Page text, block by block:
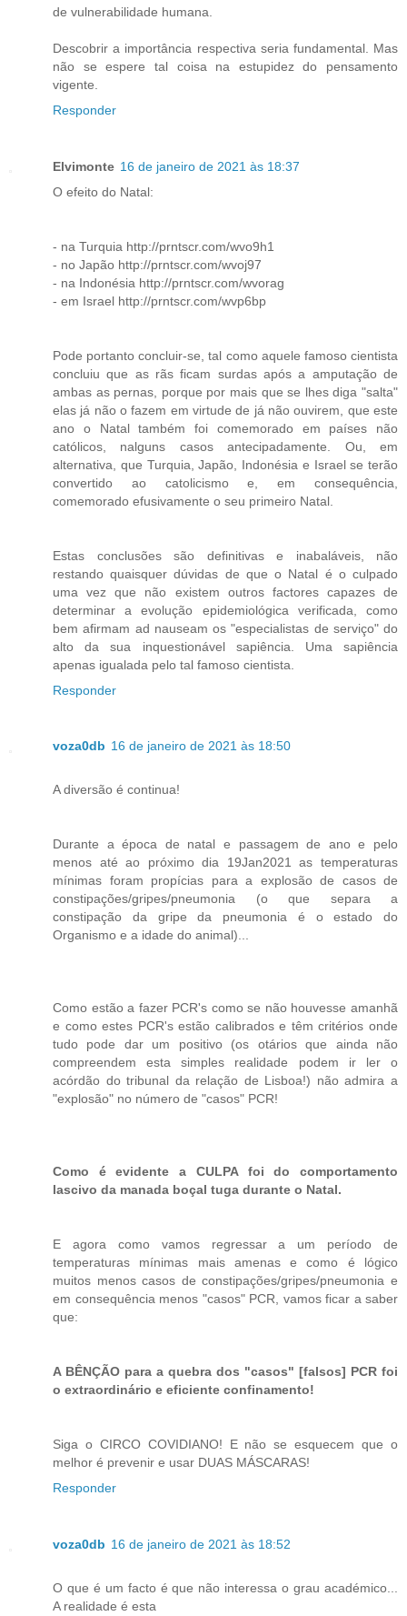
de vulnerabilidade humana.
Descobrir a importância respectiva seria fundamental. Mas
não se espere tal coisa na estupidez do pensamento
vigente.
Responder
Elvimonte 16 de janeiro de 2021 às 18:37
O efeito do Natal:
- na Turquia http://prntscr.com/wvo9h1
- no Japão http://prntscr.com/wvoj97
- na Indonésia http://prntscr.com/wvorag
- em Israel http://prntscr.com/wvp6bp
Pode portanto concluir-se, tal como aquele famoso cientista
concluiu que as rãs ficam surdas após a amputação de
ambas as pernas, porque por mais que se lhes diga "salta"
elas já não o fazem em virtude de já não ouvirem, que este
ano o Natal também foi comemorado em países não
católicos, nalguns casos antecipadamente. Ou, em
alternativa, que Turquia, Japão, Indonésia e Israel se terão
convertido ao catolicismo e, em consequência,
comemorado efusivamente o seu primeiro Natal.
Estas conclusões são definitivas e inabaláveis, não
restando quaisquer dúvidas de que o Natal é o culpado
uma vez que não existem outros factores capazes de
determinar a evolução epidemiológica verificada, como
bem afirmam ad nauseam os "especialistas de serviço" do
alto da sua inquestionável sapiência. Uma sapiência
apenas igualada pelo tal famoso cientista.
Responder
voza0db 16 de janeiro de 2021 às 18:50
A diversão é continua!
Durante a época de natal e passagem de ano e pelo
menos até ao próximo dia 19Jan2021 as temperaturas
mínimas foram propícias para a explosão de casos de
constipações/gripes/pneumonia (o que separa a
constipação da gripe da pneumonia é o estado do
Organismo e a idade do animal)...
Como estão a fazer PCR's como se não houvesse amanhã
e como estes PCR's estão calibrados e têm critérios onde
tudo pode dar um positivo (os otários que ainda não
compreendem esta simples realidade podem ir ler o
acórdão do tribunal da relação de Lisboa!) não admira a
"explosão" no número de "casos" PCR!
Como é evidente a CULPA foi do comportamento
lascivo da manada boçal tuga durante o Natal.
E agora como vamos regressar a um período de
temperaturas mínimas mais amenas e como é lógico
muitos menos casos de constipações/gripes/pneumonia e
em consequência menos "casos" PCR, vamos ficar a saber
que:
A BÊNÇÃO para a quebra dos "casos" [falsos] PCR foi
o extraordinário e eficiente confinamento!
Siga o CIRCO COVIDIANO! E não se esquecem que o
melhor é prevenir e usar DUAS MÁSCARAS!
Responder
voza0db 16 de janeiro de 2021 às 18:52
O que é um facto é que não interessa o grau académico...
A realidade é esta